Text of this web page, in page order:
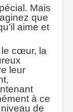
Mais
que
aime et
le cœur, la
leur
à ce
de